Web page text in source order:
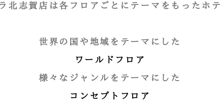
北志賀店は各フロアごとにテーマをもったホ
世界の国や地域をテーマにした
ワールドフロア
様々なジャンルをテーマにした
コンセプトフロア